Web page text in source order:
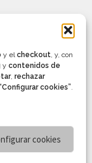
y elcheckout, y, con
y contenidos de
, rechazar
cookies”.
cookies